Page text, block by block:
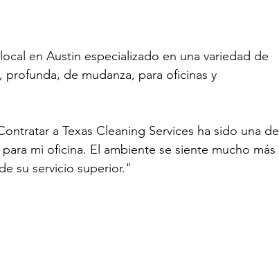
en Austin especializado en una variedad de
de mudanza, para oficinas y
a Texas Cleaning Services ha sido una de
mi oficina. El ambiente se siente mucho más
su servicio superior."